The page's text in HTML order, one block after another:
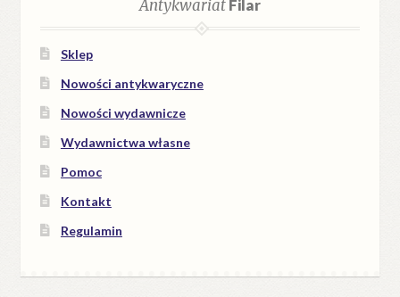
Antykwariat Filar
Sklep
Nowości antykwaryczne
Nowości wydawnicze
Wydawnictwa własne
Pomoc
Kontakt
Regulamin